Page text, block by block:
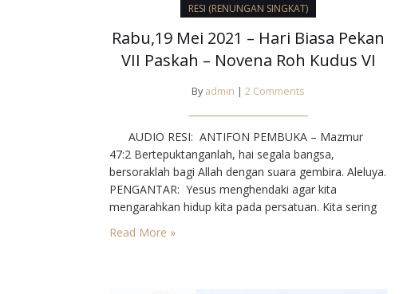
RESI (RENUNGAN SINGKAT)
Rabu,19 Mei 2021 – Hari Biasa Pekan
VII Paskah – Novena Roh Kudus VI
By admin | 2 Comments
AUDIO RESI: ANTIFON PEMBUKA – Mazmur
47:2 Bertepuktanganlah, hai segala bangsa,
bersoraklah bagi Allah dengan suara gembira. Aleluya.
PENGANTAR: Yesus menghendaki agar kita
mengarahkan hidup kita pada persatuan. Kita sering
kurang setia menanggapi wasiat Yesus, “Semoga
mereka semua bersatu.” Roh Kudus yang akan
Read More »